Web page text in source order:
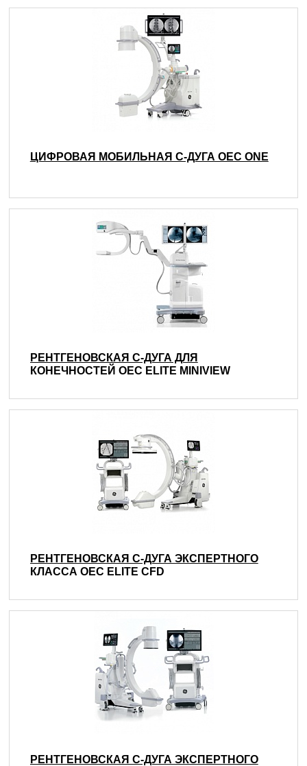
ЦИФРОВАЯ МОБИЛЬНАЯ С-ДУГА OEC ONE
РЕНТГЕНОВСКАЯ С-ДУГА ДЛЯ
КОНЕЧНОСТЕЙ OEC ELITE MINIVIEW
РЕНТГЕНОВСКАЯ С-ДУГА ЭКСПЕРТНОГО
КЛАССА OEC ELITE CFD
РЕНТГЕНОВСКАЯ С-ДУГА ЭКСПЕРТНОГО